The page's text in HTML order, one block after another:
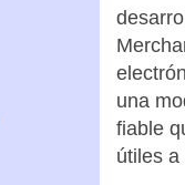
una
fiable
útiles